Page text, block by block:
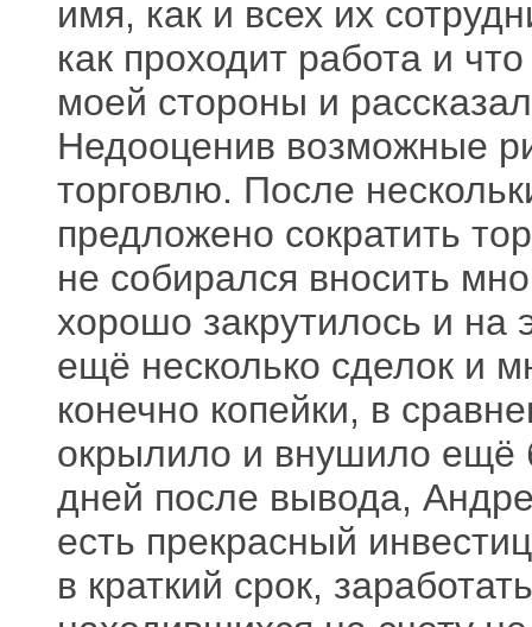
имя, как и всех их
как проходит работа и
моей стороны и
Недооценив возможные
торговлю. После
предложено сократить
не собирался вносить
хорошо закрутилось и
ещё несколько сделок и
конечно копейки, в
окрылило и внушило ещё
дней после вывода,
есть прекрасный
в краткий срок,